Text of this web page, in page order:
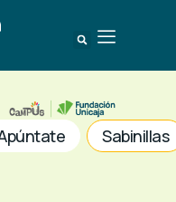
Sabinillas